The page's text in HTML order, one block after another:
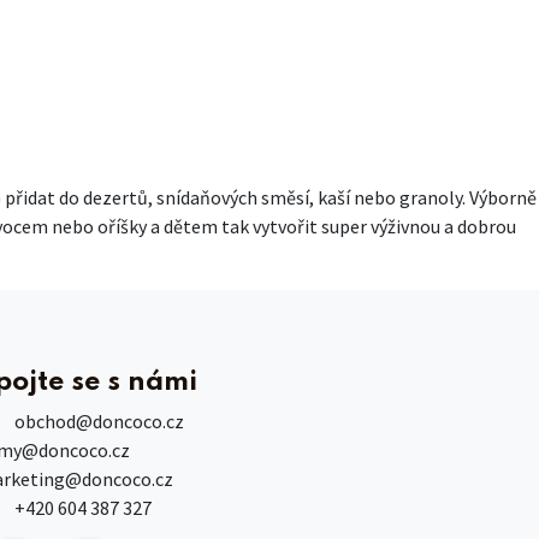
do dezertů, snídaňových směsí, kaší nebo granoly. Výborně
nebo oříšky a dětem tak vytvořit super výživnou a dobrou
se s námi
obchod@doncoco.cz
+420 604 387 327